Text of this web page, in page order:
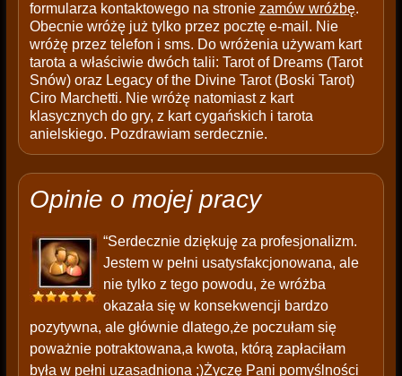
formularza kontaktowego na stronie zamów wróżbę.
Obecnie wróżę już tylko przez pocztę e-mail. Nie
wróżę przez telefon i sms. Do wróżenia używam kart
tarota a właściwie dwóch talii: Tarot of Dreams (Tarot
Snów) oraz Legacy of the Divine Tarot (Boski Tarot)
Ciro Marchetti. Nie wróżę natomiast z kart
klasycznych do gry, z kart cygańskich i tarota
anielskiego. Pozdrawiam serdecznie.
Opinie o mojej pracy
“Serdecznie dziękuję za profesjonalizm.
Jestem w pełni usatysfakcjonowana, ale
nie tylko z tego powodu, że wróżba
okazała się w konsekwencji bardzo
pozytywna, ale głównie dlatego,że poczułam się
poważnie potraktowana,a kwota, którą zapłaciłam
była w pełni uzasadniona ;)Życzę Pani pomyślności